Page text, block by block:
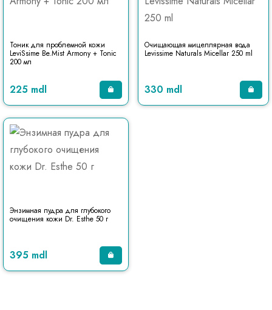
Тоник для проблемной кожи
LeviSsime Be.Mist Armony + Tonic
200 мл
225 mdl
Очищающая мицеллярная вода
Levissime Naturals Micellar 250 ml
330 mdl
Энзимная пудра для глубокого
очищения кожи Dr. Esthe 50 г
395 mdl